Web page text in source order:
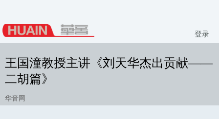
登录
王国潼教授主讲《刘天华杰出贡献——
二胡篇》
华音网